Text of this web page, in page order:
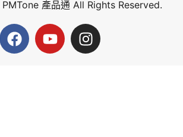
產品通 All Rights Reserved.